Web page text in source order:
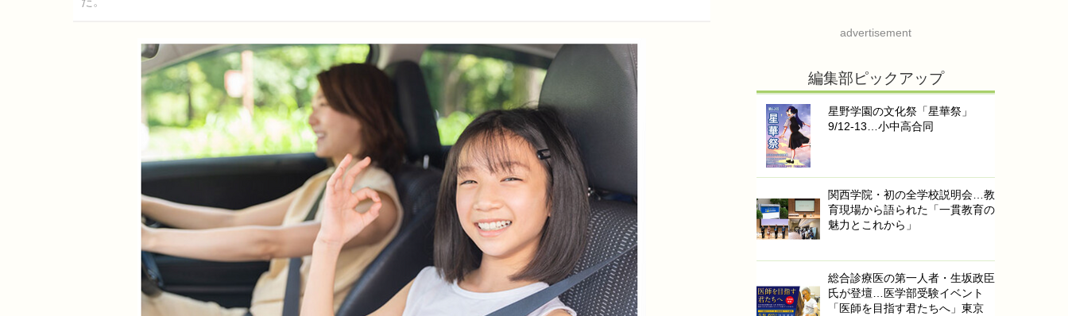
advertisement
編集部ピックアップ
星野学園の文化祭「星華祭」
9/12-13…小中高合同
関西学院・初の全学校説明会…教
育現場から語られた「一貫教育の
魅力とこれから」
総合診療医の第一人者・生坂政臣
氏が登壇…医学部受験イベント
「医師を目指す君たちへ」東京